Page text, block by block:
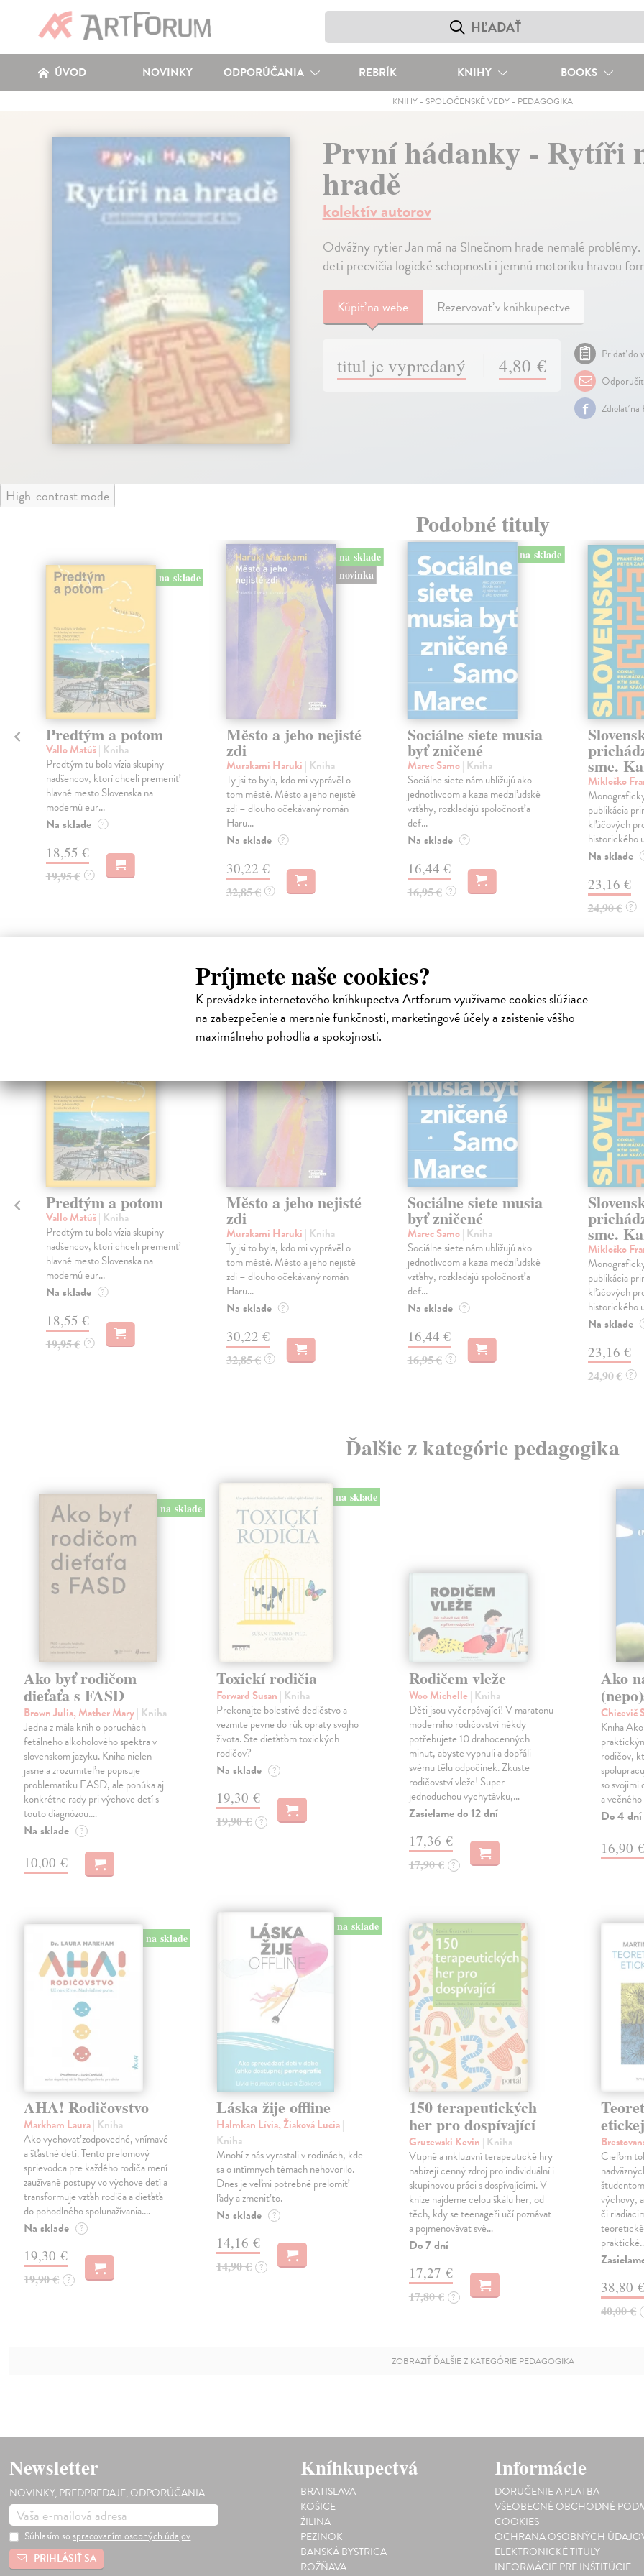
Príjmete naše cookies?
K prevádzke internetového kníhkupectva Artforum využívame cookies slúžiace
na zabezpečenie a meranie funkčnosti, marketingové účely a zaistenie vášho
maximálneho pohodlia a spokojnosti.
ÚVOD NOVINKY ODPORÚČANIA REBRÍK KNIHY BOOKS
KNIHY - SPOLOČENSKÉ VEDY - PEDAGOGIKA
První hádanky - Rytíři
hradě
kolektív autorov
Odvážny rytier Jan má na Slnečnom hrade nemalé problémy.
deti precvičia logické schopnosti i jemnú motoriku hravou
Kúpiťna webe Rezervovať v kníhkupectve
titul je vypredaný 4,80 €
Pridať do
Zdielať na
High-contrast mode
Podobné tituly
na sklade
Predtým a potom
Vallo Matúš| Kniha
Predtým tu bola vízia skupiny
nadšencov, ktorí chceli premeniť
hlavné mesto Slovenska na
modernú eur...
Na sklade ?
18,55 €
19,95 € ?
na sklade
novinka
Město a jeho nejisté
zdi
Murakami Haruki | Kniha
Ty jsi to byla, kdo mi vyprávěl o
tom městě. Město a jeho nejisté
zdi – dlouho očekávaný román
Haru...
Na sklade ?
30,22 €
32,85 € ?
na sklade
Sociálne siete musia
byť zničené
Marec Samo| Kniha
Sociálne siete nám ubližujú ako
jednotlivcom a kazia medziľudské
vzťahy, rozkladajú spoločnosť a
def...
Na sklade ?
16,44 €
16,95 € ?
sme.
Mikloško
publikácia
kľúčových
historického
Na sklade
23,16 €
24,90 € ?
Čitatelia s podobným vkusom si
Predtým a potom
Vallo Matúš| Kniha
Predtým tu bola vízia skupiny
nadšencov, ktorí chceli premeniť
hlavné mesto Slovenska na
modernú eur...
Na sklade ?
18,55 €
19,95 € ?
na sklade
novinka
Město a jeho nejisté
zdi
Murakami Haruki | Kniha
Ty jsi to byla, kdo mi vyprávěl o
tom městě. Město a jeho nejisté
zdi – dlouho očekávaný román
Haru...
Na sklade ?
30,22 €
32,85 € ?
na sklade
Sociálne siete musia
byť zničené
Marec Samo| Kniha
Sociálne siete nám ubližujú ako
jednotlivcom a kazia medziľudské
vzťahy, rozkladajú spoločnosť a
def...
Na sklade ?
16,44 €
16,95 € ?
sme.
Mikloško
publikácia
kľúčových
historického
Na sklade
23,16 €
24,90 € ?
Ďalšie z kategórie pedagogika
na sklade
Ako byť rodičom
dieťaťa s FASD
Brown Julia, Mather Mary| Kniha
Jedna z mála kníh o poruchách
fetálneho alkoholového spektra v
slovenskom jazyku. Kniha nielen
jasne a zrozumiteľne popisuje
problematiku FASD, ale ponúka aj
konkrétne rady pri výchove detí s
touto diagnózou.…
Na sklade ?
10,00 €
na sklade
Toxickí rodičia
Forward Susan | Kniha
Prekonajte bolestivé dedičstvo a
vezmite pevne do rúk opraty svojho
života. Ste dieťaťom toxických
rodičov?
Na sklade ?
19,30 €
19,90 € ?
Rodičem vleže
Woo Michelle | Kniha
Děti jsou vyčerpávající! V maratonu
moderního rodičovství někdy
potřebujete 10 drahocenných
minut, abyste vypnuli a dopřáli
svému tělu odpočinek. Zkuste
rodičovství vleže! Super
jednoduchou vychytávku,…
Zasielame do 12 dní
17,36 €
17,90 € ?
Ako
Chicevič
Kniha
rodičov,
so
a
Do 4 dní
16,90 €
na sklade
AHA! Rodičovstvo
Markham Laura| Kniha
Ako vychovať zodpovedné, vnímavé
a šťastné deti. Tento prelomový
sprievodca pre každého rodiča mení
zaužívané postupy vo výchove detí a
transformuje vzťah rodiča a dieťaťa
do pohodlného spolunažívania.…
Na sklade ?
19,30 €
19,90 € ?
na sklade
Láska žije offline
Halmkan Lívia, Žiaková Lucia|
Kniha
Mnohí z nás vyrastali v rodinách, kde
sa o intímnych témach nehovorilo.
Dnes je veľmi potrebné prelomiť
ľady a zmeniť to.
Na sklade ?
14,16 €
14,90 € ?
150 terapeutických
her pro dospívající
Gruzewski Kevin | Kniha
Vtipné a inkluzivní terapeutické hry
nabízejí cenný zdroj pro individuální i
skupinovou práci s dospívajícími. V
knize najdeme celou škálu her, od
těch, kdy se teenageři učí poznávat
a pojmenovávat své…
Do 7 dní
17,27 €
17,80 € ?
Cieľom
výchovy,
či
teoretické
38,80 €
40,00 €
ZOBRAZIŤ ĎALŠIE Z KATEGÓRIE PEDAGOGIKA
Newsletter
NOVINKY, PREDPREDAJE, ODPORÚČANIA
Súhlasím sospracovaním osobných údajov
PRIHLÁSIŤ SA
Kníhkupectvá
BRATISLAVA
KOŠICE
ŽILINA
PEZINOK
BANSKÁ BYSTRICA
ROŽŇAVA
Informácie
DORUČENIE A PLATBA
VŠEOBECNÉ OBCHODNÉ
COOKIES
OCHRANA OSOBNÝCH
ELEKTRONICKÉ TITULY
INFORMÁCIE PRE INŠTITÚCIE